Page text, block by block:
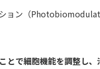
ョン（
とで細胞機能を調整し、